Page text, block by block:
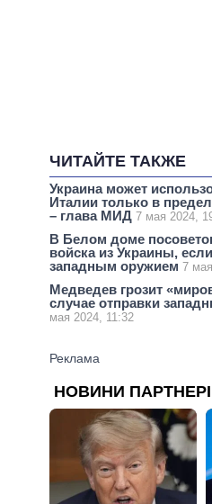
ЧИТАЙТЕ ТАКЖЕ
Украина может
Италии только в
– глава МИД 7 мая 2024,
В Белом доме
войска из Украины,
западным оружием 7
Медведев грозит
случае отправки
мая 2024, 11:32